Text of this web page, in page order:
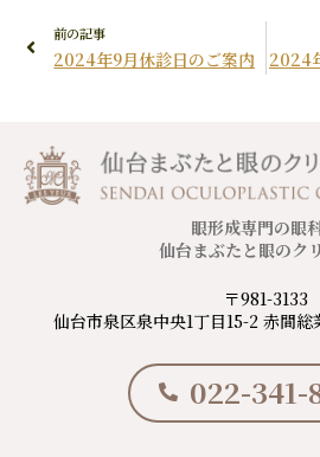
前の記事
2024年9月休診日のご案内 2024
眼形成専門の眼
仙台まぶたと眼のク
〒981-3133
仙台市泉区泉中央1丁目15-2 赤間総
022-341-